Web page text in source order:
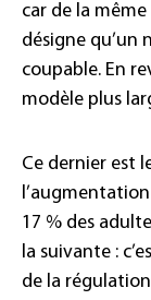
car de la
désigne qu’un
coupable. En
modèle plus
Ce dernier est
17 % des
la suivante :
de la